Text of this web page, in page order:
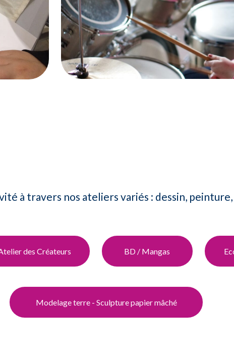
à travers nos ateliers variés : dessin, peinture,
des Créateurs​ BD / Manga​s
Modelage terre - Sculpture papier mâché